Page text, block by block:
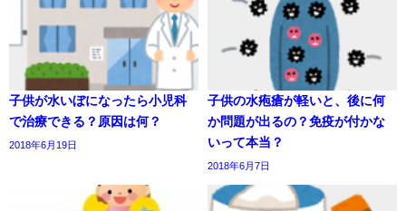
子供が水いぼになったら小児科
で治療できる？原因は何？
2018年6月19日
子供の水疱瘡が軽いと、後に何
か問題が出るの？免疫が付かな
いって本当？
2018年6月7日